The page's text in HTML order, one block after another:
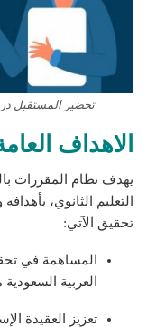
تحضير المستقبل درس
الاهداف
يهدف نظام المقررات
التعليم الثانوي،
تحقيق الآتي:
المساهمة في
العربية
تعزيز العقيدة